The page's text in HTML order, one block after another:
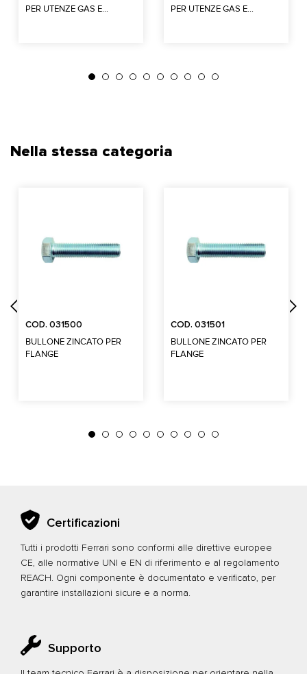
PER UTENZE GAS E...
PER UTENZE GAS E...
Nella stessa categoria
COD. 031500
BULLONE ZINCATO PER
FLANGE
COD. 031501
BULLONE ZINCATO PER
FLANGE
Certificazioni
Tutti i prodotti Ferrari sono conformi alle direttive europee
CE, alle normative UNI e EN di riferimento e al regolamento
REACH. Ogni componente è documentato e verificato, per
garantire installazioni sicure e a norma.
Supporto